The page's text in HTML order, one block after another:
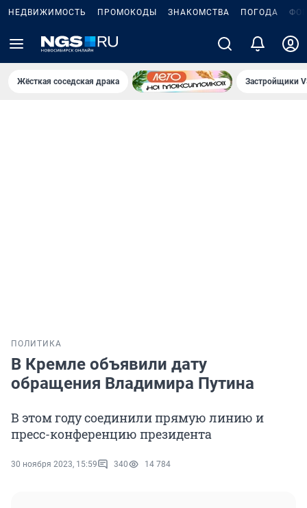
НЕДВИЖИМОСТЬ ПРОМОКОДЫ ЗНАКОМСТВА ПОГОДА
Жёсткая соседская драка Застройщики
ПОЛИТИКА
В Кремле объявили дату
обращения Владимира Путина
В этом году соединили прямую линию и
пресс-конференцию президента
30 ноября 2023, 15:59 340 14 784